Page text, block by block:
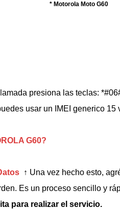
* Motorola Moto G60
presiona las teclas:
usar un IMEI generico
G60?
↑ Una vez hecho esto,
Es un proceso sencillo y
para realizar el servicio.